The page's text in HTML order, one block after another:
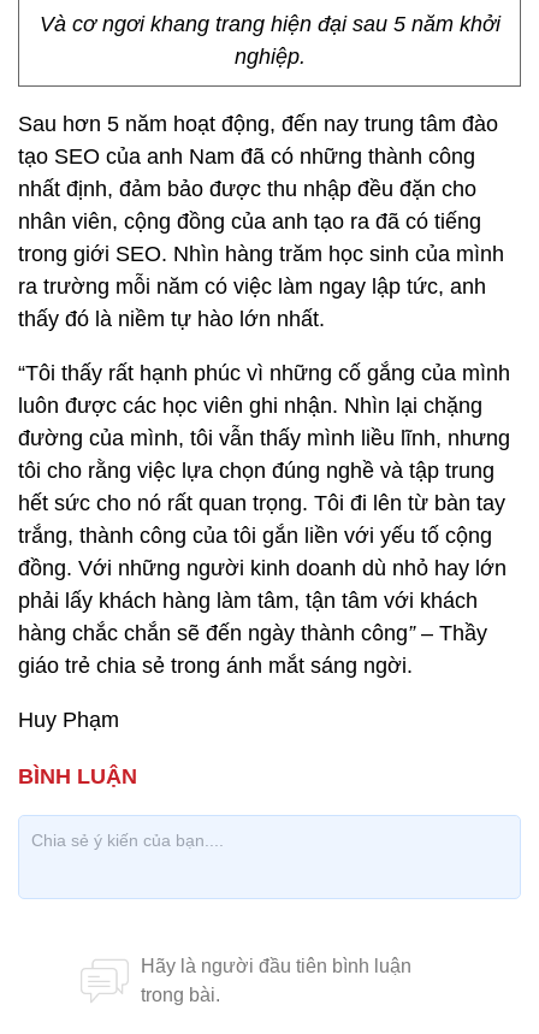
Và cơ ngơi khang trang hiện đại sau 5 năm khởi
nghiệp.
Sau hơn 5 năm hoạt động, đến nay trung tâm đào
tạo SEO của anh Nam đã có những thành công
nhất định, đảm bảo được thu nhập đều đặn cho
nhân viên, cộng đồng của anh tạo ra đã có tiếng
trong giới SEO. Nhìn hàng trăm học sinh của mình
ra trường mỗi năm có việc làm ngay lập tức, anh
thấy đó là niềm tự hào lớn nhất.
“Tôi thấy rất hạnh phúc vì những cố gắng của mình
luôn được các học viên ghi nhận. Nhìn lại chặng
đường của mình, tôi vẫn thấy mình liều lĩnh, nhưng
tôi cho rằng việc lựa chọn đúng nghề và tập trung
hết sức cho nó rất quan trọng. Tôi đi lên từ bàn tay
trắng, thành công của tôi gắn liền với yếu tố cộng
đồng. Với những người kinh doanh dù nhỏ hay lớn
phải lấy khách hàng làm tâm, tận tâm với khách
hàng chắc chắn sẽ đến ngày thành công” – Thầy
giáo trẻ chia sẻ trong ánh mắt sáng ngời.
Huy Phạm